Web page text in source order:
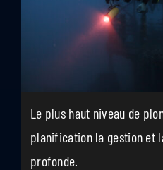
Le plus haut niveau de
planification la gestion et
profonde.